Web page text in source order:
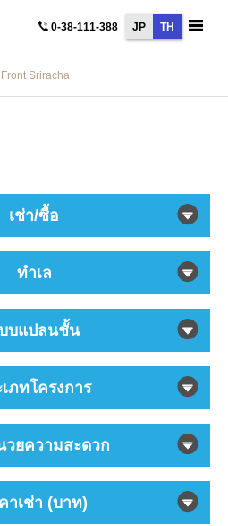
0-38-111-388 JP TH
Sriracha
เช่า/ซื้อ
ทำเล
บแปลนชั้น
เภทโครงการ
วยความสะดวก
าเช่า (บาท)